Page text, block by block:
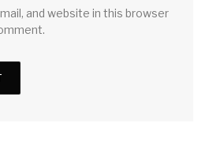
and website in this browser